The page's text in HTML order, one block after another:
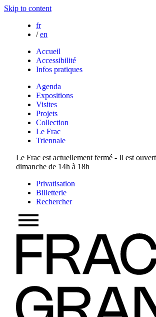
Skip to content
fr
/ en
Accueil
Accessibilité
Infos pratiques
Agenda
Expositions
Visites
Projets
Collection
Le Frac
Triennale
Le Frac est actuellement fermé - Il est
dimanche de 14h à 18h
Privatisation
Billetterie
Rechercher